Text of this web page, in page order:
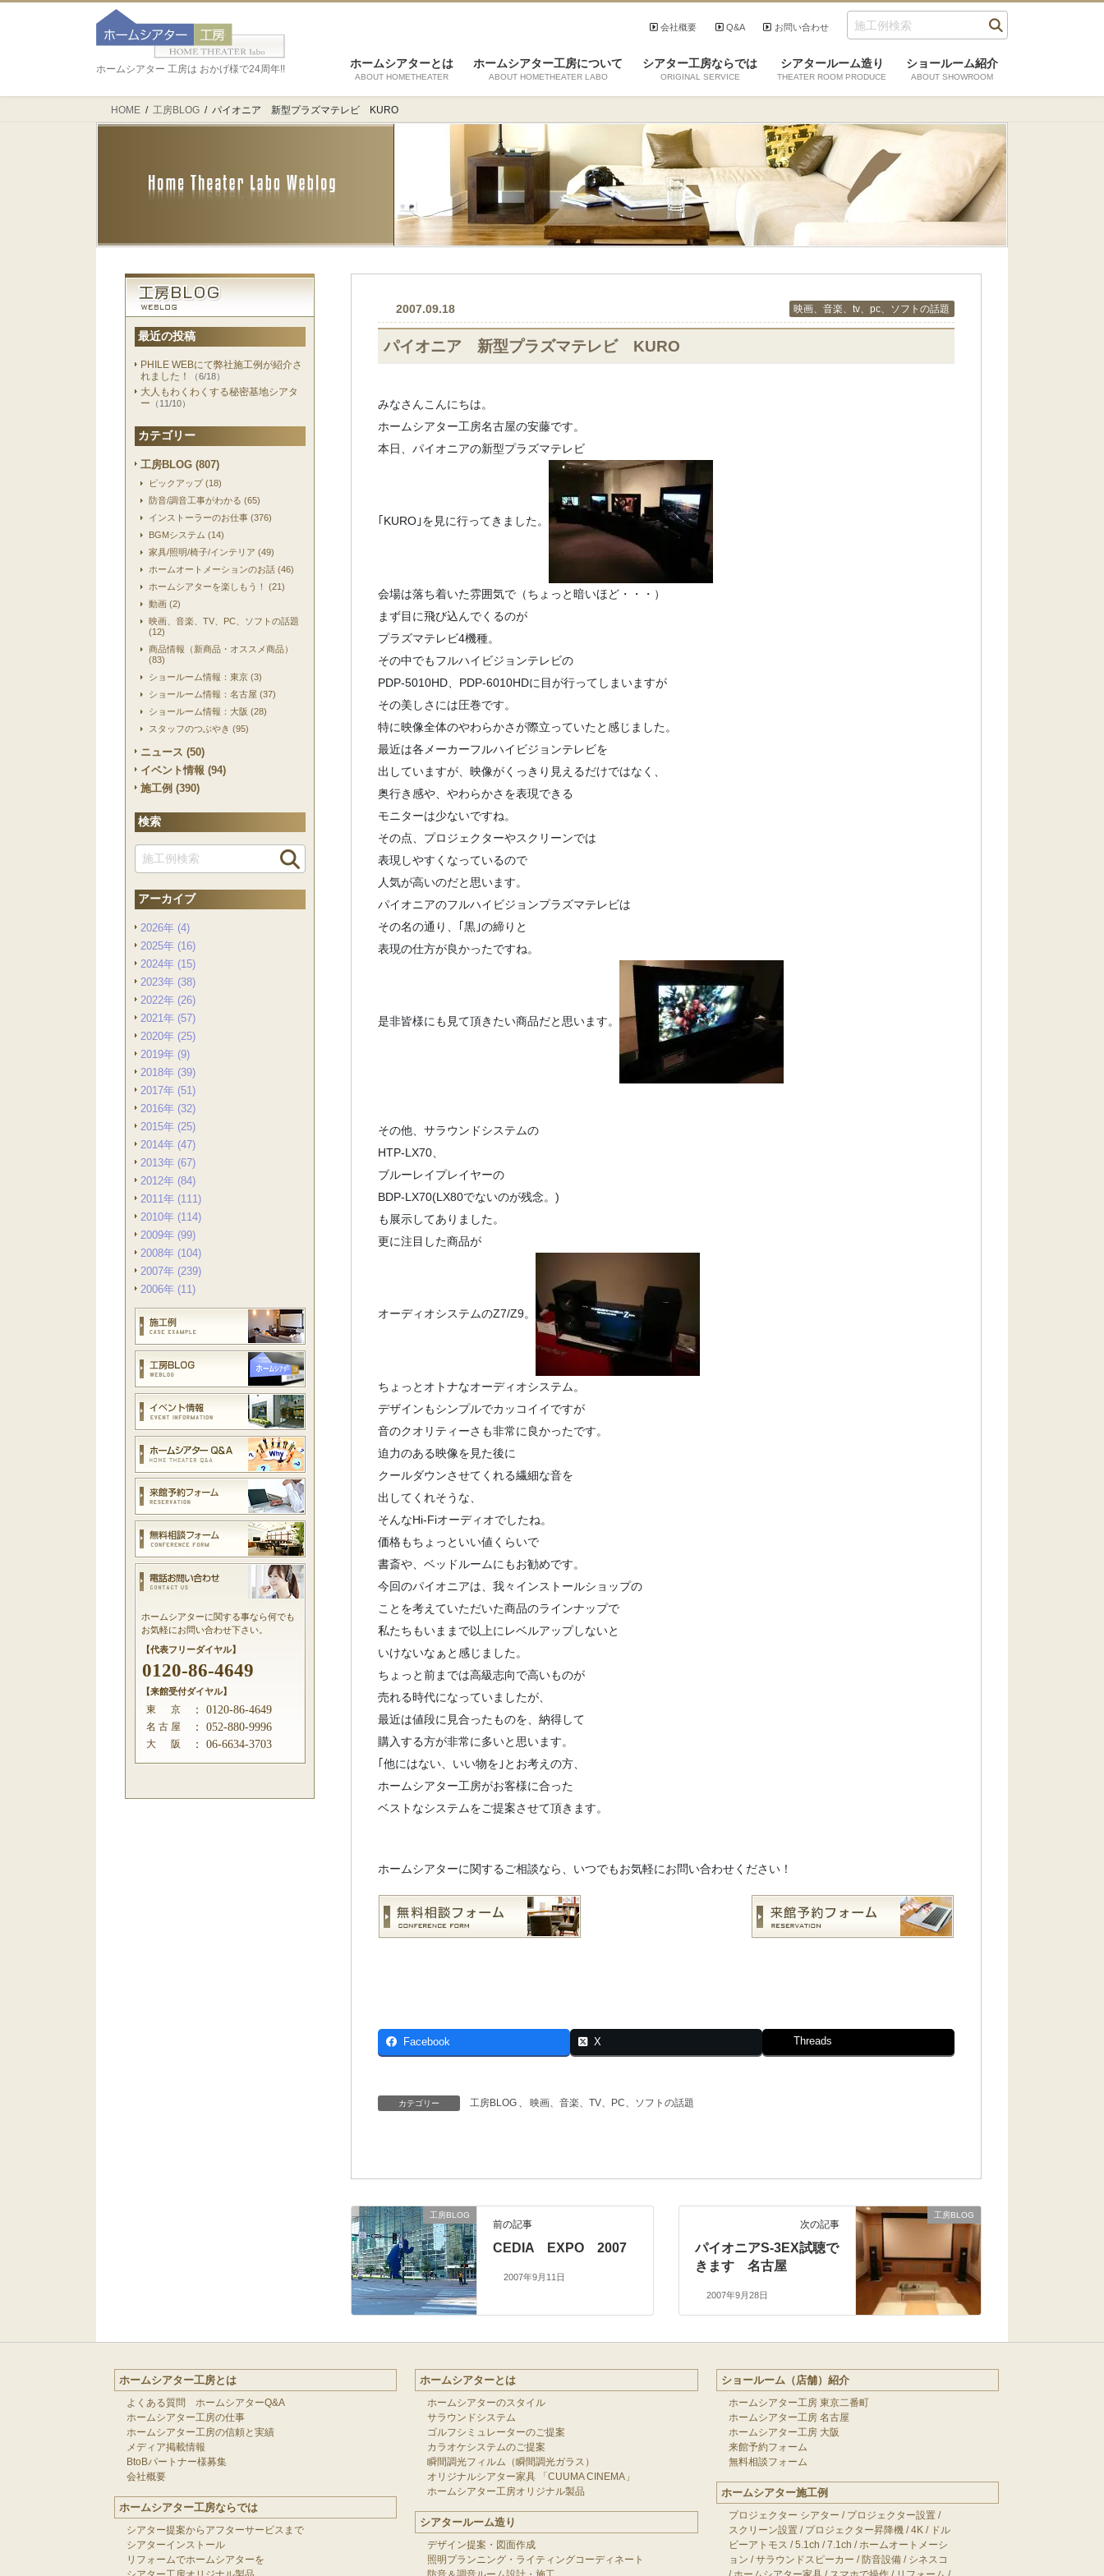
お問い合わせ
Q&A
会社概要
ホームシアター 工房は おかげ様で24周年!! ホームシアターとは
ABOUT HOMETHEATER
ホームシアター工房について
ABOUT HOMETHEATER LABO
シアター工房ならでは
ORIGINAL SERVICE
シアタールーム造り
THEATER ROOM PRODUCE
ショールーム紹介
ABOUT SHOWROOM
HOME 工房BLOG パイオニア 新型プラズマテレビ KURO
最近の投稿
PHILE WEBにて弊社施工例が紹介さ
れました！
（6/18）
大人もわくわくする秘密基地シアタ
ー （11/10）
カテゴリー
工房BLOG (807)
ピックアップ (18)
防音/調音工事がわかる (65)
インストーラーのお仕事 (376)
BGMシステム (14)
家具/照明/椅子/インテリア (49)
ホームオートメーションのお話 (46)
ホームシアターを楽しもう！ (21)
動画 (2)
映画、音楽、TV、PC、ソフトの話題
(12)
商品情報（新商品・オススメ商品）
(83)
ショールーム情報：東京 (3)
ショールーム情報：名古屋 (37)
ショールーム情報：大阪 (28)
スタッフのつぶやき (95)
ニュース (50)
イベント情報 (94)
施工例 (390)
検索
アーカイブ
2026年 (4)
2025年 (16)
2024年 (15)
2023年 (38)
2022年 (26)
2021年 (57)
2020年 (25)
2019年 (9)
2018年 (39)
2017年 (51)
2016年 (32)
2015年 (25)
2014年 (47)
2013年 (67)
2012年 (84)
2011年 (111)
2010年 (114)
2009年 (99)
2008年 (104)
2007年 (239)
2006年 (11)
ホームシアターに関する事なら何でも
お気軽にお問い合わせ下さい。
【代表フリーダイヤル】
0120-86-4649
【来館受付ダイヤル】
東 京 ： 0120-86-4649
名 古 屋 ： 052-880-9996
大 阪 ： 06-6634-3703
2007.09.18 映画、音楽、tv、pc、ソフトの話題
パイオニア 新型プラズマテレビ KURO
みなさんこんにちは。
ホームシアター工房名古屋の安藤です。
本日、パイオニアの新型プラズマテレビ
｢KURO｣を見に行ってきました。
会場は落ち着いた雰囲気で（ちょっと暗いほど・・・）
まず目に飛び込んでくるのが
プラズマテレビ4機種。
その中でもフルハイビジョンテレビの
PDP-5010HD、PDP-6010HDに目が行ってしまいますが
その美しさには圧巻です。
特に映像全体のやわらかさが際立っていたと感じました。
最近は各メーカーフルハイビジョンテレビを
出していますが、映像がくっきり見えるだけではなく、
奥行き感や、やわらかさを表現できる
モニターは少ないですね。
その点、プロジェクターやスクリーンでは
表現しやすくなっているので
人気が高いのだと思います。
パイオニアのフルハイビジョンプラズマテレビは
その名の通り、｢黒｣の締りと
表現の仕方が良かったですね。
是非皆様にも見て頂きたい商品だと思います。
その他、サラウンドシステムの
HTP-LX70、
ブルーレイプレイヤーの
BDP-LX70(LX80でないのが残念。)
も展示してありました。
更に注目した商品が
オーディオシステムのZ7/Z9。
ちょっとオトナなオーディオシステム。
デザインもシンプルでカッコイイですが
音のクオリティーさも非常に良かったです。
迫力のある映像を見た後に
クールダウンさせてくれる繊細な音を
出してくれそうな、
そんなHi-Fiオーディオでしたね。
価格もちょっといい値くらいで
書斎や、ベッドルームにもお勧めです。
今回のパイオニアは、我々インストールショップの
ことを考えていただいた商品のラインナップで
私たちもいままで以上にレベルアップしないと
いけないなぁと感じました。
ちょっと前までは高級志向で高いものが
売れる時代になっていましたが、
最近は値段に見合ったものを、納得して
購入する方が非常に多いと思います。
｢他にはない、いい物を｣とお考えの方、
ホームシアター工房がお客様に合った
ベストなシステムをご提案させて頂きます。
ホームシアターに関するご相談なら、いつでもお気軽にお問い合わせください！
Facebook X Threads
カテゴリー 工房BLOG 、 映画、音楽、TV、PC、ソフトの話題
工房BLOG
前の記事
CEDIA EXPO 2007
2007年9月11日
工房BLOG
次の記事
パイオニアS-3EX試聴で
きます 名古屋
2007年9月28日
ホームシアター工房とは
よくある質問 ホームシアターQ&A
ホームシアター工房の仕事
ホームシアター工房の信頼と実績
メディア掲載情報
BtoBパートナー様募集
会社概要
ホームシアター工房ならでは
シアター提案からアフターサービスまで
シアターインストール
リフォームでホームシアターを
ホームシアターとは
ホームシアターのスタイル
サラウンドシステム
ゴルフシミュレーターのご提案
カラオケシステムのご提案
瞬間調光フィルム（瞬間調光ガラス）
オリジナルシアター家具 「CUUMA CINEMA」
ホームシアター工房オリジナル製品
シアタールーム造り
デザイン提案・図面作成
照明プランニング・ライティングコーディネート
ショールーム（店舗）紹介
ホームシアター工房 東京二番町
ホームシアター工房 名古屋
ホームシアター工房 大阪
来館予約フォーム
無料相談フォーム
ホームシアター施工例
プロジェクター シアター / プロジェクター設置/
スクリーン設置/ プロジェクター昇降機/4K/ ドル
ビーアトモス /5.1ch /7.1ch /ホームオートメーシ
ョン /サラウンドスピーカー /防音設備/ シネスコ